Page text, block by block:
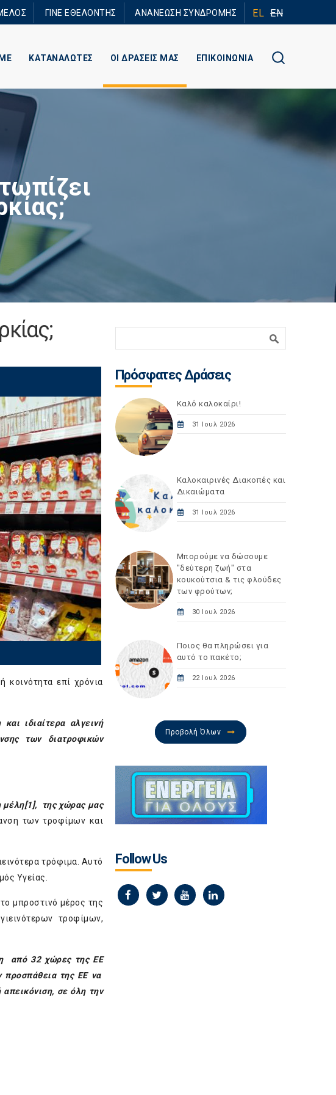
ΓΙΝΕ ΕΘΕΛΟΝΤΗΣ ΑΝΑΝΕΩΣΗ ΣΥΝΔΡΟΜΗΣ EL EN
ΚΑΤΑΝΑΛΩΤΕΣ ΟΙ ΔΡΑΣΕΙΣ ΜΑΣ ΕΠΙΚΟΙΝΩΝΙΑ
κοινότητα επί χρόνια
και ιδιαίτερα αλγεινή
των διατροφικών
μέλη[1], της χώρας μας
των τροφίμων και
τρόφιμα. Αυτό
Υγείας
μπροστινό μέρος της
τροφίμων,
από 32 χώρες της ΕΕ
προσπάθεια της ΕΕ να
σε όλη την
Πρόσφατες Δράσεις
Καλό καλοκαίρι!
31 Ιουλ 2026
Καλοκαιρινές Διακοπές και
Δικαιώματα
31 Ιουλ 2026
Μπορούμε να δώσουμε
"δεύτερη ζωή" στα
κουκούτσια & τις φλούδες
των φρούτων;
30 Ιουλ 2026
Ποιος θα πληρώσει για
αυτό το πακέτο;
22 Ιουλ 2026
Προβολή Όλων
Follow Us